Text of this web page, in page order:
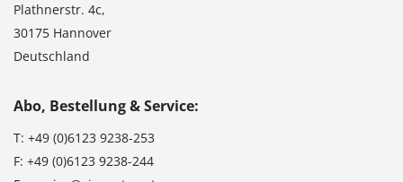
Plathnerstr. 4c,
30175 Hannover
Deutschland
Abo, Bestellung & Service:
T: +49 (0)6123 9238-253
F: +49 (0)6123 9238-244